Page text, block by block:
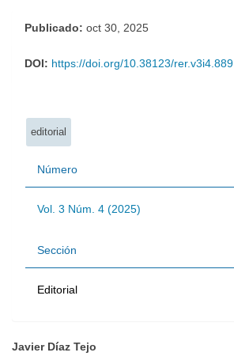
Publicado: oct 30, 2025
DOI: https://doi.org/10.38123/rer.v3i4.889
editorial
Número
Vol. 3 Núm. 4 (2025)
Sección
Editorial
Javier Díaz Tejo